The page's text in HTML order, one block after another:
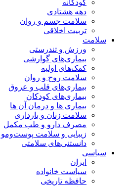
کودکانه
دهه هشتادی
سلامت جسم و روان
تربیت اخلاقی
سلامت
ورزش و تندرستی
بیماری‌های گوارشی
کمک‌های اولیه
سلامت روح و روان
بیماری‌های قلب و عروق
بیماری‌های کودکان
بیماری ها و درمان آن ها
سلامت زنان و بارداری
مصرف دارو و طب مکمل
زیبایی و سلامت پوست‌ومو
دانستنی‌های سلامتی
سیاسی
ایران
سیاست خانواده
حافظه تاریخی